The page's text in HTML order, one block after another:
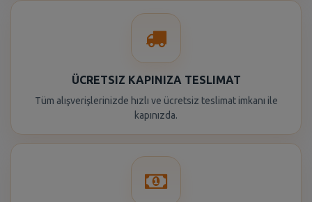
ÜCRETSIZ KAPINIZA TESLIMAT
Tüm alışverişlerinizde hızlı ve ücretsiz teslimat imkanı ile
kapınızda.